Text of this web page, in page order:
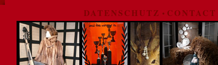
DATENSCHUTZ • CONTACT